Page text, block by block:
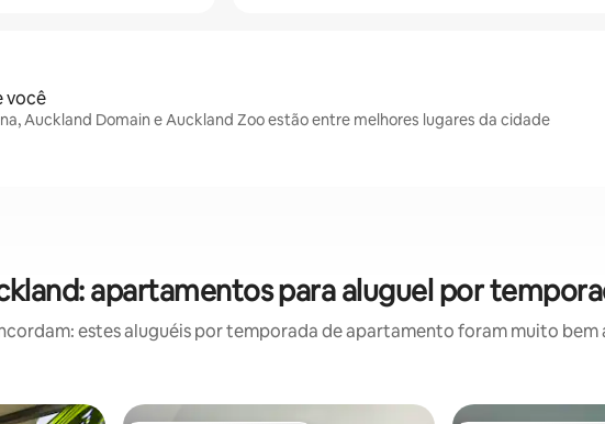
você
Auckland Domain e Auckland Zoo estão entre melhores lugares da cidade
apartamentos para aluguel por
estes aluguéis por temporada de apartamento foram muito